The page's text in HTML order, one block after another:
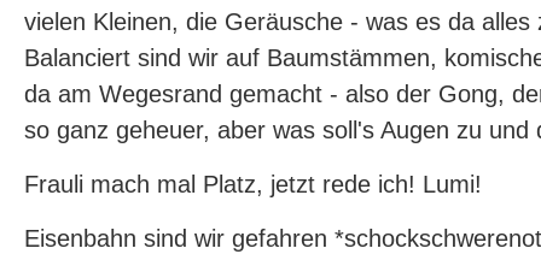
vielen Kleinen, die Geräusche - was es da alles
Balanciert sind wir auf Baumstämmen,
da am Wegesrand gemacht - also der Gong,
so ganz geheuer, aber was soll's Augen zu und
Frauli mach mal Platz, jetzt rede ich! Lumi!
Eisenbahn sind wir gefahren